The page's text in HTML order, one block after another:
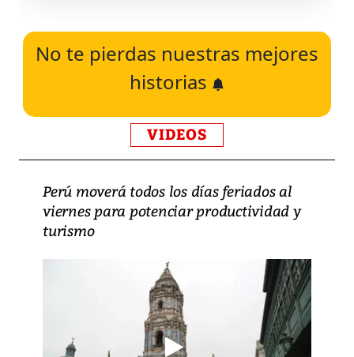
No te pierdas nuestras mejores
historias
VIDEOS
Perú moverá todos los días feriados al
viernes para potenciar productividad y
turismo